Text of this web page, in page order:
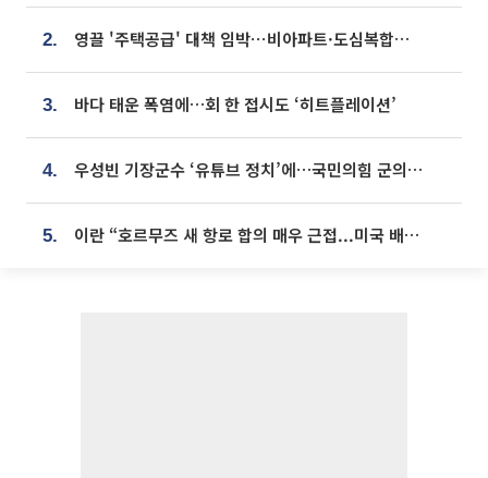
2. 영끌 '주택공급' 대책 임박⋯비아파트·도심복합까지 총동원
3. 바다 태운 폭염에…회 한 접시도 ‘히트플레이션’
4. 우성빈 기장군수 ‘유튜브 정치’에…국민의힘 군의원들 집단 반발
5. 이란 “호르무즈 새 항로 합의 매우 근접...미국 배상 먼저”